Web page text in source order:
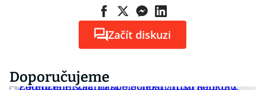
Začít diskuzi
Doporučujeme